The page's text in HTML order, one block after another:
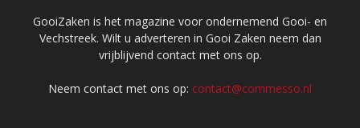
GooiZaken is het magazine voor ondernemend Gooi- en
Vechstreek. Wilt u adverteren in Gooi Zaken neem dan
vrijblijvend contact met ons op.
Neem contact met ons op: contact@commesso.nl